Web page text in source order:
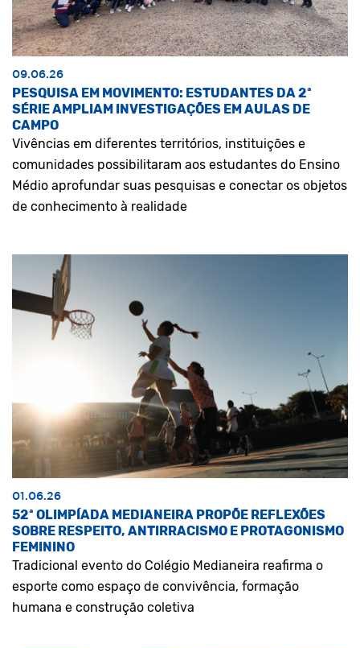
09.06.26
PESQUISA EM MOVIMENTO: ESTUDANTES DA 2ª
SÉRIE AMPLIAM INVESTIGAÇÕES EM AULAS DE
CAMPO
Vivências em diferentes territórios, instituições e
comunidades possibilitaram aos estudantes do Ensino
Médio aprofundar suas pesquisas e conectar os objetos
de conhecimento à realidade
01.06.26
52ª OLIMPÍADA MEDIANEIRA PROPÕE REFLEXÕES
SOBRE RESPEITO, ANTIRRACISMO E PROTAGONISMO
FEMININO
Tradicional evento do Colégio Medianeira reafirma o
esporte como espaço de convivência, formação
humana e construção coletiva